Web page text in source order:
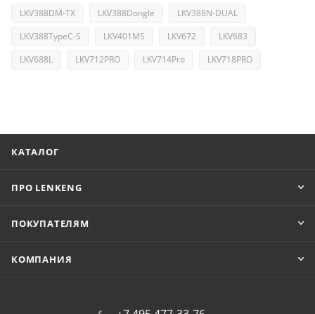
LKV388DM-TX
LKV388Dongle
LKV388N-DUAL
LKV388TypeC-S
LKV401MS LKV672
LKV683
LKV688L
LKV712PRO LKV714Pro LKV718PRO
КАТАЛОГ
ПРО LENKENG
ПОКУПАТЕЛЯМ
КОМПАНИЯ